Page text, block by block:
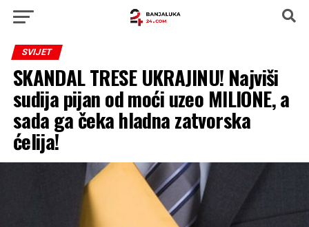
SVIJET
SKANDAL TRESE UKRAJINU! Najviši
sudija pijan od moći uzeo MILIONE, a
sada ga čeka hladna zatvorska
ćelija!